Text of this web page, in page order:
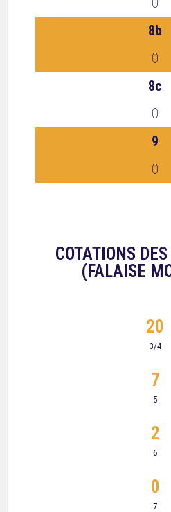
8b
0
8c
0
9
0
COTATIONS
(FALAISE
3/4
20
5
7
6
2
7
0